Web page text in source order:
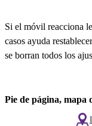
Si el móvil reacciona
casos ayuda
se borran todos los
Pie de página, mapa